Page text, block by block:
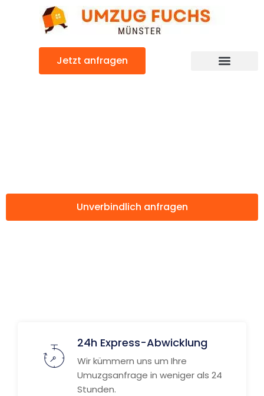
Jetzt anfragen
Unverbindlich anfragen
24h Express-Abwicklung
Wir kümmern uns um Ihre
Umuzgsanfrage in weniger als 24
Stunden.